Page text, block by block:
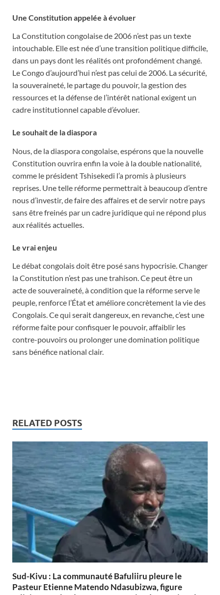
Une Constitution appelée à évoluer
La Constitution congolaise de 2006 n’est pas un texte
intouchable. Elle est née d’une transition politique difficile,
dans un pays dont les réalités ont profondément changé.
Le Congo d’aujourd’hui n’est pas celui de 2006. La sécurité,
la souveraineté, le partage du pouvoir, la gestion des
ressources et la défense de l’intérêt national exigent un
cadre institutionnel capable d’évoluer.
Le souhait de la diaspora
Nous, de la diaspora congolaise, espérons que la nouvelle
Constitution ouvrira enfin la voie à la double nationalité,
comme le président Tshisekedi l’a promis à plusieurs
reprises. Une telle réforme permettrait à beaucoup d’entre
nous d’investir, de faire des affaires et de servir notre pays
sans être freinés par un cadre juridique qui ne répond plus
aux réalités actuelles.
Le vrai enjeu
Le débat congolais doit être posé sans hypocrisie. Changer
la Constitution n’est pas une trahison. Ce peut être un
acte de souveraineté, à condition que la réforme serve le
peuple, renforce l’État et améliore concrètement la vie des
Congolais. Ce qui serait dangereux, en revanche, c’est une
réforme faite pour confisquer le pouvoir, affaiblir les
contre-pouvoirs ou prolonger une domination politique
sans bénéfice national clair.
RELATED POSTS
Sud-Kivu : La communauté Bafuliiru pleure le
Pasteur Etienne Matendo Ndasubizwa, figure